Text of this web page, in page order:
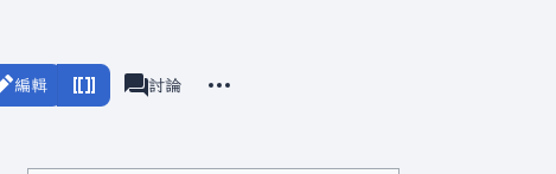
編輯 associated-pages
滿意工廠
討論